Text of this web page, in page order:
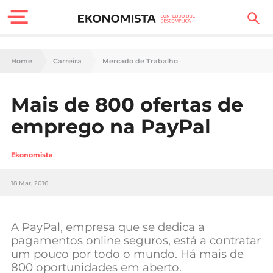
Finanças Pessoais
Carreira
Casa
Tecnologia
Negócios
Home Carreira Mercado de Trabalho
Mais de 800 ofertas de
emprego na PayPal
Ekonomista
18 Mar, 2016
A PayPal, empresa que se dedica a
pagamentos online seguros, está a contratar
um pouco por todo o mundo. Há mais de
800 oportunidades em aberto.